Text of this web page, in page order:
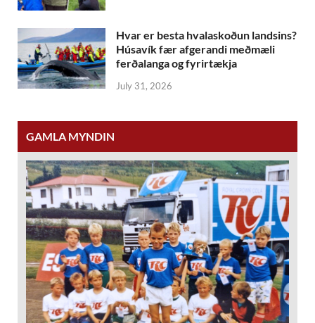
Hvar er besta hvalaskoðun landsins?
Húsavík fær afgerandi meðmæli
ferðalanga og fyrirtækja
July 31, 2026
GAMLA MYNDIN